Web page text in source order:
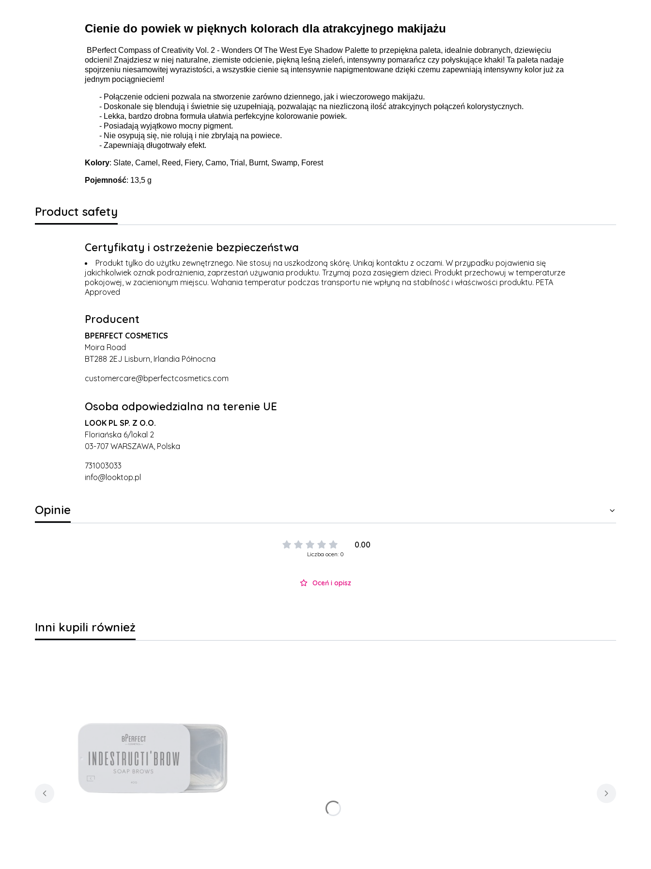
Cienie do powiek w pięknych kolorach dla atrakcyjnego makijażu
BPerfect Compass of Creativity Vol. 2 - Wonders Of The West Eye Shadow Palette to przepiękna paleta, idealnie dobranych, dziewięciu
odcieni! Znajdziesz w niej naturalne, ziemiste odcienie, piękną leśną zieleń, intensywny pomarańcz czy połyskujące khaki! Ta paleta nadaje
spojrzeniu niesamowitej wyrazistości, a wszystkie cienie są intensywnie napigmentowane dzięki czemu zapewniają intensywny kolor już za
jednym pociągnieciem!
- Połączenie odcieni pozwala na stworzenie zarówno dziennego, jak i wieczorowego makijażu.
- Doskonale się blendują i świetnie się uzupełniają, pozwalając na niezliczoną ilość atrakcyjnych połączeń kolorystycznych.
- Lekka, bardzo drobna formuła ułatwia perfekcyjne kolorowanie powiek.
- Posiadają wyjątkowo mocny pigment.
- Nie osypują się, nie rolują i nie zbrylają na powiece.
- Zapewniają długotrwały efekt.
Kolory: Slate, Camel, Reed, Fiery, Camo, Trial, Burnt, Swamp, Forest
Pojemność: 13,5 g
Product safety
Certyfikaty i ostrzeżenie bezpieczeństwa
Produkt tylko do użytku zewnętrznego. Nie stosuj na uszkodzoną skórę. Unikaj kontaktu z oczami. W przypadku pojawienia się
jakichkolwiek oznak podrażnienia, zaprzestań używania produktu. Trzymaj poza zasięgiem dzieci. Produkt przechowuj w temperaturze
pokojowej, w zacienionym miejscu. Wahania temperatur podczas transportu nie wpłyną na stabilność i właściwości produktu. PETA
Approved
Producent
BPERFECT COSMETICS
Moira Road
BT288 2EJ Lisburn, Irlandia Północna
customercare@bperfectcosmetics.com
Osoba odpowiedzialna na terenie UE
LOOK PL SP. Z O.O.
Floriańska 6/lokal 2
03-707 WARSZAWA, Polska
731003033
info@looktop.pl
Opinie
0.00
Liczba ocen: 0
Oceń i opisz
Inni kupili również